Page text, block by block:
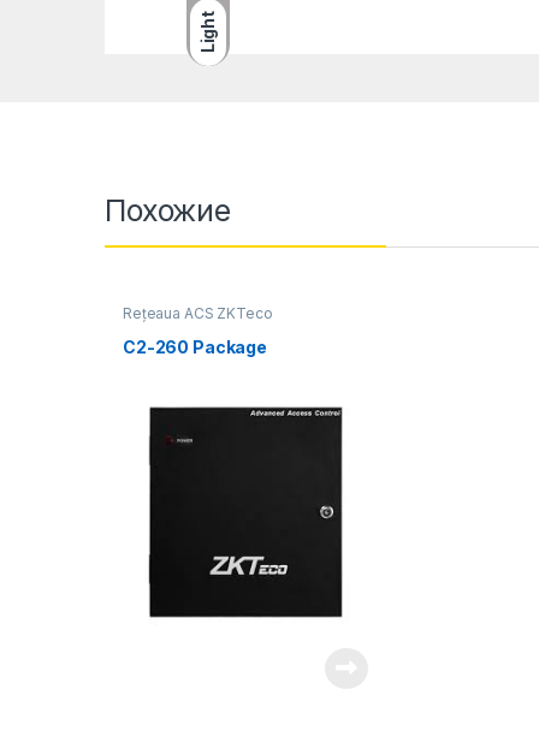
Light
Похожие
Rețeaua ACS ZKTeco
C2-260 Package